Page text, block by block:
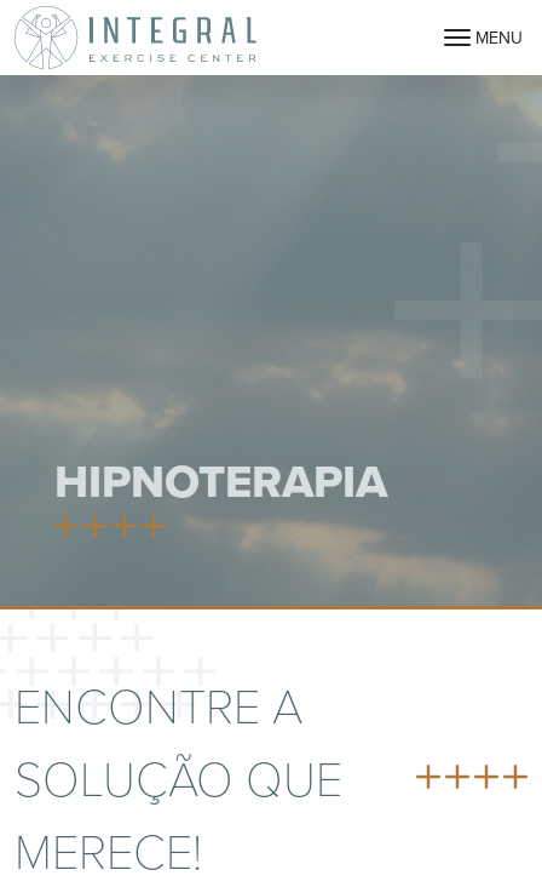
MENU
HIPNOTERAPIA
ENCONTRE A
SOLUÇÃO QUE
MERECE!